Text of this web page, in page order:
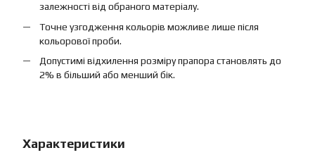
залежності від обраного матеріалу.
Точне узгодження кольорів можливе лише після
кольорової проби.
Допустимі відхилення розміру прапора становлять до
2% в більший або менший бік.
Характеристики